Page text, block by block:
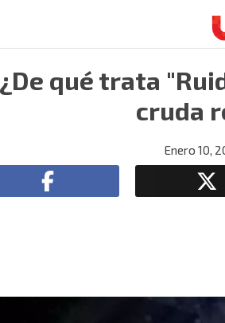
¿De qué trata
cruda
Enero 10,